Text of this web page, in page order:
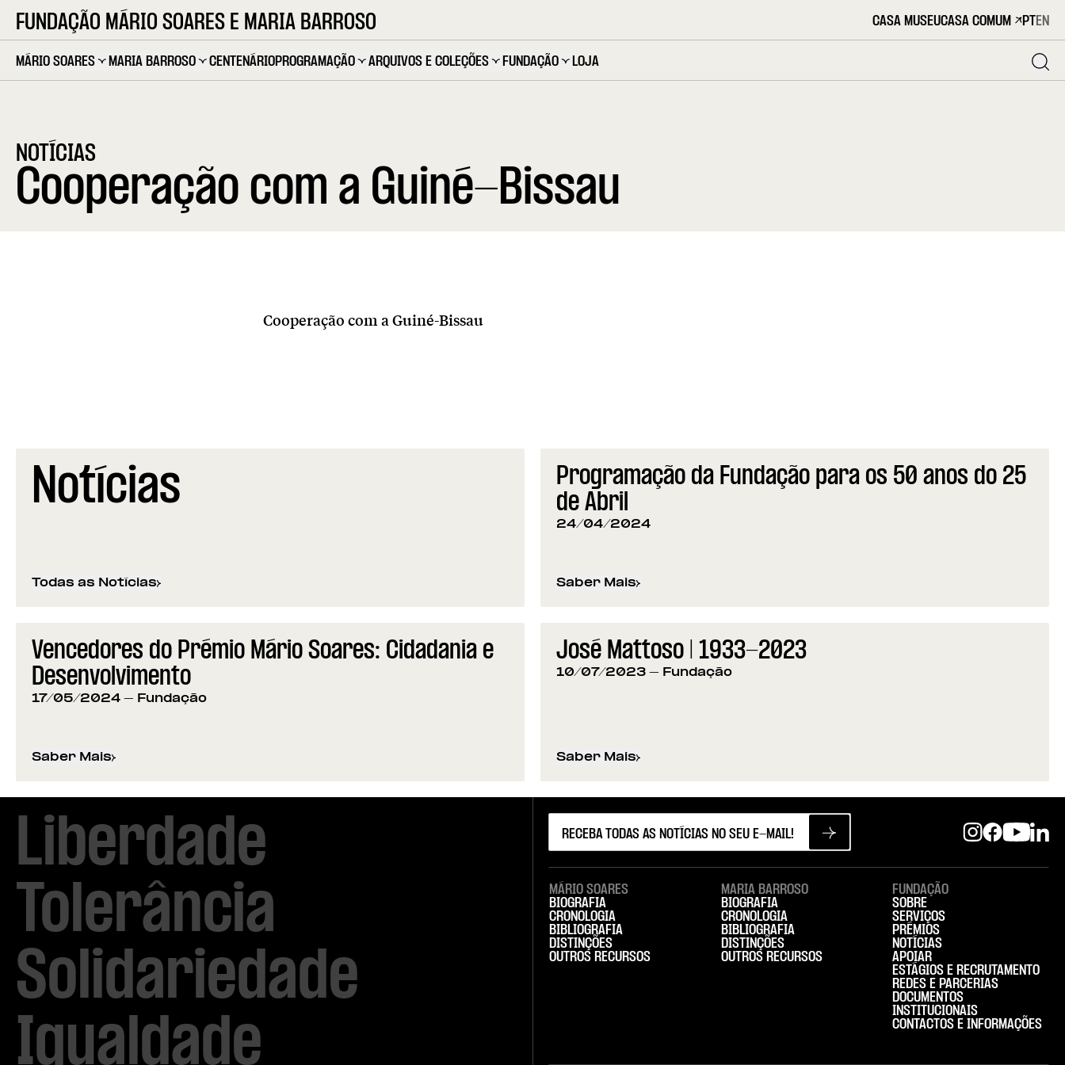
FUNDAÇÃO MÁRIO SOARES E MARIA BARROSO CASA MUSEUCASA COMUM PTEN
MÁRIO SOARES MARIA BARROSO CENTENÁRIOPROGRAMAÇÃO ARQUIVOS E COLEÇÕES FUNDAÇÃO LOJA
NOTÍCIAS
Cooperação com a Guiné-Bissau
Cooperação com a Guiné-Bissau
Notícias
Todas as Notícias
Programação da Fundação para os 50 anos do 25
de Abril
24/04/2024
Saber Mais
sobre Programação da Fundação para os 50 anos do 25 de Abril
Vencedores do Prémio Mário Soares: Cidadania e
Desenvolvimento
17/05/2024 - Fundação
Saber Mais
sobre Vencedores do Prémio Mário Soares: Cidadania e Desenvolvimento
José Mattoso | 1933-2023
10/07/2023 - Fundação
Saber Mais
sobre José Mattoso | 1933-2023
Liberdade
Tolerância
Solidariedade
Igualdade
MÁRIO SOARES
BIOGRAFIA
CRONOLOGIA
BIBLIOGRAFIA
DISTINÇÕES
OUTROS RECURSOS
MARIA BARROSO
BIOGRAFIA
CRONOLOGIA
BIBLIOGRAFIA
DISTINÇÕES
OUTROS RECURSOS
FUNDAÇÃO
SOBRE
SERVIÇOS
PRÉMIOS
NOTÍCIAS
APOIAR
ESTÁGIOS E RECRUTAMENTO
REDES E PARCERIAS
DOCUMENTOS
INSTITUCIONAIS
CONTACTOS E INFORMAÇÕES